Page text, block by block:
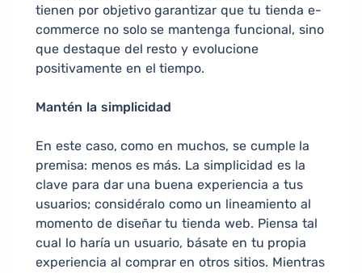
tienen por objetivo garantizar que tu tienda e-
commerce no solo se mantenga funcional, sino
que destaque del resto y evolucione
positivamente en el tiempo.
Mantén la simplicidad
En este caso, como en muchos, se cumple la
premisa: menos es más. La simplicidad es la
clave para dar una buena experiencia a tus
usuarios; considéralo como un lineamiento al
momento de diseñar tu tienda web. Piensa tal
cual lo haría un usuario, básate en tu propia
experiencia al comprar en otros sitios. Mientras